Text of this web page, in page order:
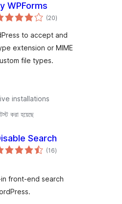
WPForms
(20total
ratings
)
to accept and
extension or MIME
file types.
installations
করা হয়েছে
Search
(16total
ratings
)
front-end search